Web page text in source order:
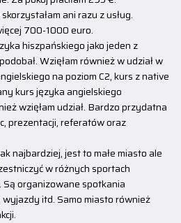
ani razu z usług.
700-1000 euro.
hiszpańskiego jako jeden z
Wzięłam również w udział w
na poziom C2, kurs z native
kurs języka angielskiego
wzięłam udział. Bardzo przydatna
prezentacji, referatów oraz
najbardziej, jest to małe miasto ale
w różnych sportach
organizowane spotkania
itd. Samo miasto również